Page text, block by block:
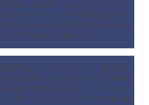
り扱いを開始しました に マイプロ
月からマレーシア不動産投資の購
での流れを全てに対応するサポート
ます | Shoply News より
産運用ならマイプロパティ 毎月5万
資金を積み立てるオフショア保険の
り扱いを開始しました に
【マレー
ンターナショナルスクールを選ぶ時